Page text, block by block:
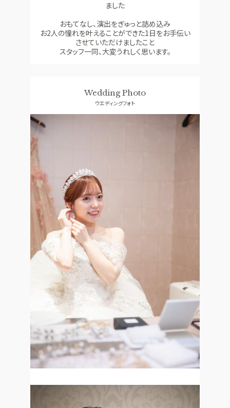
ました
おもてなし、演出をぎゅっと詰め込み
お2人の憧れを叶えることができた1日をお手伝い
させていただけましたこと
スタッフ一同、大変うれしく思います。
Wedding Photo
ウエディングフォト